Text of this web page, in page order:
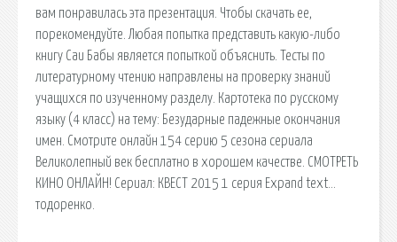
вам понравилась эта презентация. Чтобы скачать ее,
порекомендуйте. Любая попытка представить какую-либо
книгу Саи Бабы является попыткой объяснить. Тесты по
литературному чтению направлены на проверку знаний
учащихся по изученному разделу. Картотека по русскому
языку (4 класс) на тему: Безударные падежные окончания
имен. Смотрите онлайн 154 серию 5 сезона сериала
Великолепный век бесплатно в хорошем качестве. СМОТРЕТЬ
КИНО ОНЛАЙН! Сериал: КВЕСТ 2015 1 серия Expand text…
тодоренко.